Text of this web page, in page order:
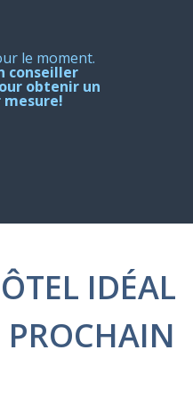
le moment.
conseiller
obtenir un
IDÉAL
PROCHAIN